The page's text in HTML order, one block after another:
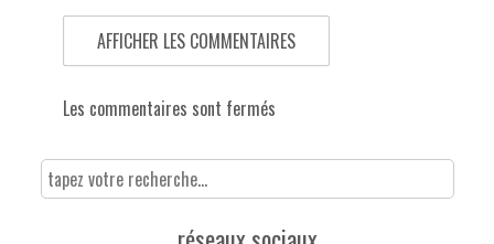
AFFICHER LES COMMENTAIRES
Les commentaires sont fermés